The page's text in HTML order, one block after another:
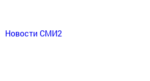
Новости СМИ2